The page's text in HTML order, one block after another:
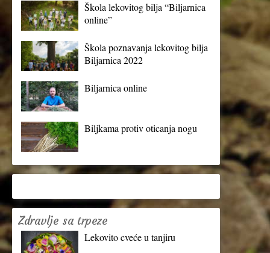
Škola lekovitog bilja “Biljarnica
online”
Škola poznavanja lekovitog bilja
Biljarnica 2022
Biljarnica online
Biljkama protiv oticanja nogu
Zdravlje sa trpeze
Lekovito cveće u tanjiru